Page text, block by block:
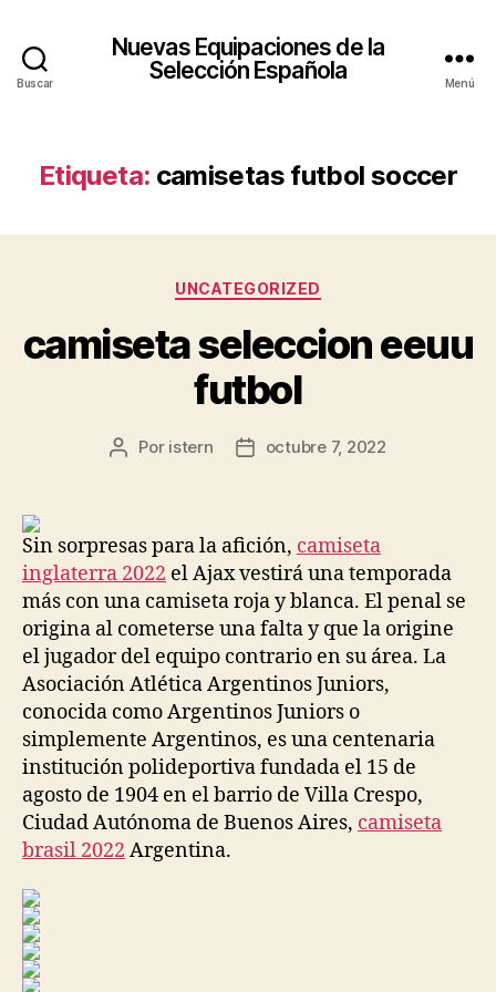
Buscar
Nuevas Equipaciones de la
Selección Española
Menú
Etiqueta: camisetas futbol soccer
Categorías
UNCATEGORIZED
camiseta seleccion eeuu
futbol
Autor
Por istern
Fechaoctubre 7, 2022
Sin sorpresas para la afición, camiseta
inglaterra 2022 el Ajax vestirá una temporada
más con una camiseta roja y blanca. El penal se
origina al cometerse una falta y que la origine
el jugador del equipo contrario en su área. La
Asociación Atlética Argentinos Juniors,
conocida como Argentinos Juniors o
simplemente Argentinos, es una centenaria
institución polideportiva fundada el 15 de
agosto de 1904 en el barrio de Villa Crespo,
Ciudad Autónoma de Buenos Aires, camiseta
brasil 2022 Argentina.